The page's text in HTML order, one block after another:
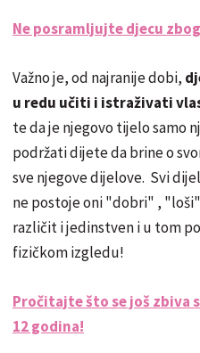
Ne posramljujte djecu
Važno je, od najranije dobi,
u redu učiti i istraživati
te da je njegovo tijelo samo
podržati dijete da brine o
sve njegove dijelove. Svi
ne postoje oni "dobri" ,
različit i jedinstven i u tom
fizičkom izgledu!
Pročitajte što se još zbiva
12 godina!